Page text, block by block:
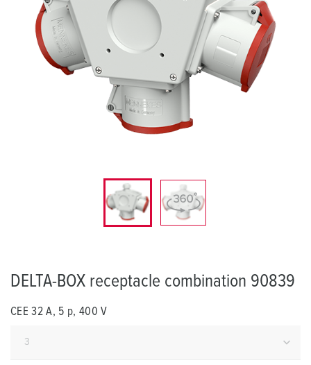
DELTA-BOX receptacle combination 90839
CEE 32 A, 5 p, 400 V